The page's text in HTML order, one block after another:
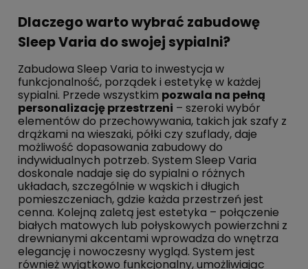
Dlaczego warto wybrać zabudowę
Sleep Varia do swojej sypialni?
Zabudowa Sleep Varia to inwestycja w
funkcjonalność, porządek i estetykę w każdej
sypialni. Przede wszystkim pozwala na pełną
personalizację przestrzeni – szeroki wybór
elementów do przechowywania, takich jak szafy z
drążkami na wieszaki, półki czy szuflady, daje
możliwość dopasowania zabudowy do
indywidualnych potrzeb. System Sleep Varia
doskonale nadaje się do sypialni o różnych
układach, szczególnie w wąskich i długich
pomieszczeniach, gdzie każda przestrzeń jest
cenna. Kolejną zaletą jest estetyka – połączenie
białych matowych lub połyskowych powierzchni z
drewnianymi akcentami wprowadza do wnętrza
elegancję i nowoczesny wygląd. System jest
również wyjątkowo funkcjonalny, umożliwiając